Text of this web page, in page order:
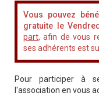
Vous pouvez
gratuite le
part, afin de vous
ses adhérents est
Pour participer à
l'association en vous